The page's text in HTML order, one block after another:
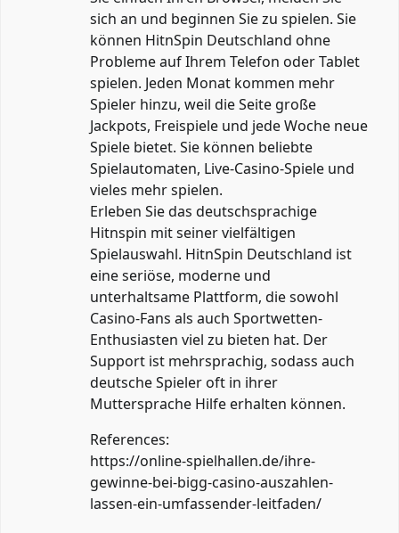
sich an und beginnen Sie zu spielen. Sie
können HitnSpin Deutschland ohne
Probleme auf Ihrem Telefon oder Tablet
spielen. Jeden Monat kommen mehr
Spieler hinzu, weil die Seite große
Jackpots, Freispiele und jede Woche neue
Spiele bietet. Sie können beliebte
Spielautomaten, Live-Casino-Spiele und
vieles mehr spielen.
Erleben Sie das deutschsprachige
Hitnspin mit seiner vielfältigen
Spielauswahl. HitnSpin Deutschland ist
eine seriöse, moderne und
unterhaltsame Plattform, die sowohl
Casino-Fans als auch Sportwetten-
Enthusiasten viel zu bieten hat. Der
Support ist mehrsprachig, sodass auch
deutsche Spieler oft in ihrer
Muttersprache Hilfe erhalten können.
References:
https://online-spielhallen.de/ihre-
gewinne-bei-bigg-casino-auszahlen-
lassen-ein-umfassender-leitfaden/